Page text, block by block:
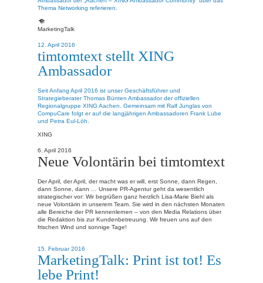
Thema Networking referieren.
MarketingTalk
12. April 2016
timtomtext stellt XING
Ambassador
Seit Anfang April 2016 ist unser Geschäftsführer und
Strategieberater Thomas Bünten Ambassador der offiziellen
Regionalgruppe XING Aachen. Gemeinsam mit Ralf Junglas von
CompuCare folgt er auf die langjährigen Ambassadoren Frank Lube
und Petra Eul-Löh.
XING
6. April 2016
Neue Volontärin bei timtomtext
Der April, der April, der macht was er will, erst Sonne, dann Regen,
dann Sonne, dann … Unsere PR-Agentur geht da wesentlich
strategischer vor: Wir begrüßen ganz herzlich Lisa-Marie Biehl als
neue Volontärin in unserem Team. Sie wird in den nächsten Monaten
alle Bereiche der PR kennenlernen – von den Media Relations über
die Redaktion bis zur Kundenbetreuung. Wir freuen uns auf den
frischen Wind und sonnige Tage!
15. Februar 2016
MarketingTalk: Print ist tot! Es
lebe Print!